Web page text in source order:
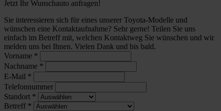
Jetzt Ihr Wunschauto anfragen!
Sie interessieren sich für eines unserer Toyota-Modelle und
wünschen eine Kontaktaufnahme? Sehr gerne! Teilen Sie uns
einfach im Betreff mit, welchen Kontaktweg Sie wünschen und wir
melden uns bei Ihnen. Vielen Dank und bis bald.
Vorname *
Nachname *
E-Mail *
Telefonnummer
Standort *
Betreff *